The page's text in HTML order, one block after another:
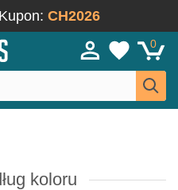
Kupon: CH2026
0
koloru